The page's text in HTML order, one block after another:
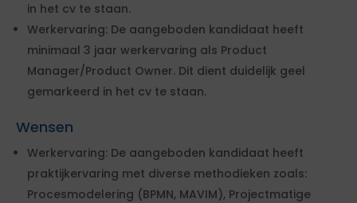
in het cv te staan.
Werkervaring: De aangeboden kandidaat heeft
minimaal 3 jaar werkervaring als Product
Manager/Product Owner. Dit dient duidelijk geel
gemarkeerd in het cv te staan.
Wensen
Werkervaring: De aangeboden kandidaat heeft
praktijkervaring met diverse methodieken zoals:
Procesmodelering (BPMN, MAVIM), Projectmatige